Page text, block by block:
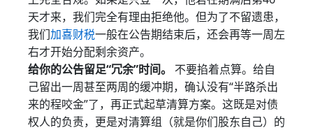
天才来，我们完全有理由拒绝他。但为了不留遗患，
我们加喜财税一般在公告期结束后，还会再等一周左
右才开始分配剩余资产。
给你的公告留足“冗余”时间。
不要掐着点算。给自
己留出一周甚至两周的缓冲期，确认没有“半路杀出
来的程咬金”了，再正式起草清算方案。这既是对债
权人的负责，更是对清算组（就是你们股东自己）的